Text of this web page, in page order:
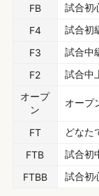
FB
試合初
F4
試合初
F3
試合中
F2
試合中
オープ
ン
オープ
FT
どなた
FTB
試合初
FTBB
試合初